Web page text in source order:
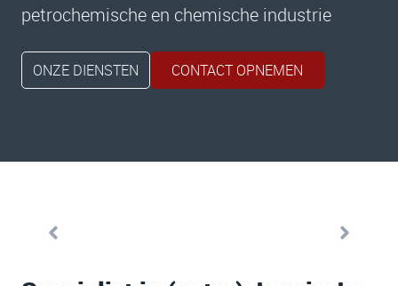
petrochemische en chemische industrie
ONZE DIENSTEN CONTACT OPNEMEN